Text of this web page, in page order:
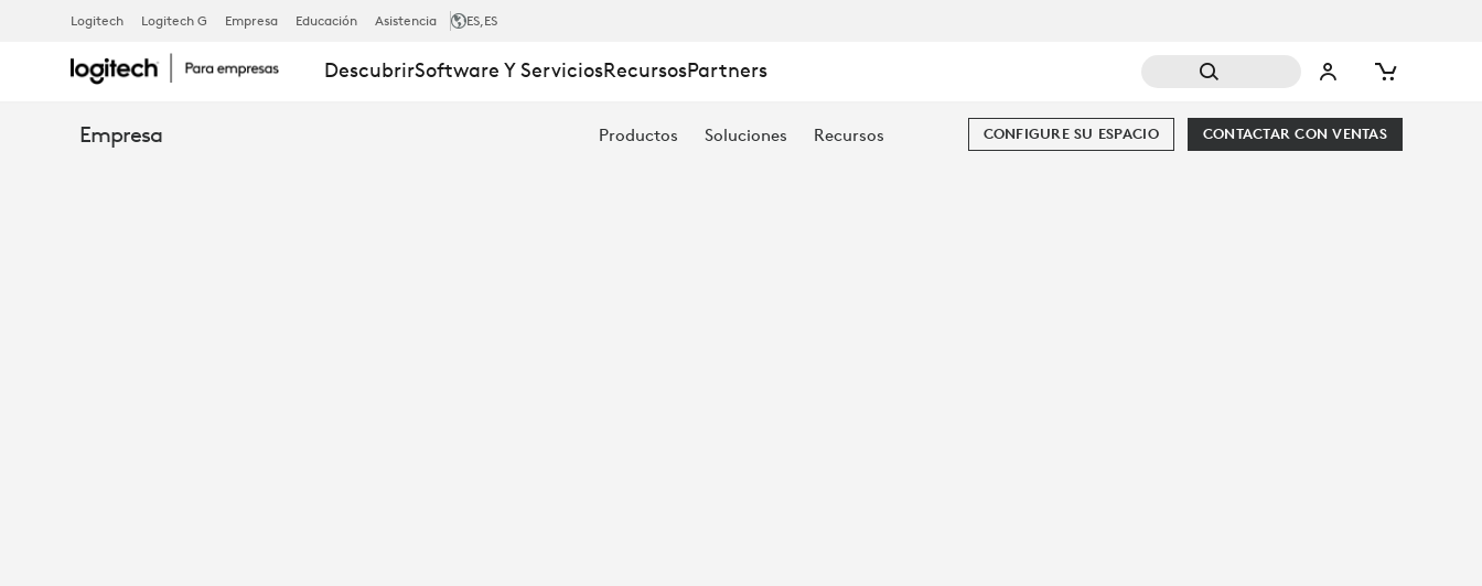
INFORME:
SOLUCIONES
Logitech Logitech G Empresa Educación Asistencia ES,ES
DescubrirSoftware Y ServiciosRecursosPartners
Empresa Productos Soluciones Recursos CONTACTAR CON VENTAS
CONFIGURE SU ESPACIO